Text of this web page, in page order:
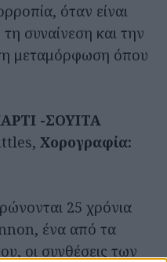
όταν είναι
συναίνεση και την
μεταμόρφωση όπου
-ΣΟΥΙΤΑ
Χορογραφία:
25 χρόνια
ένα από τα
οι συνθέσεις των